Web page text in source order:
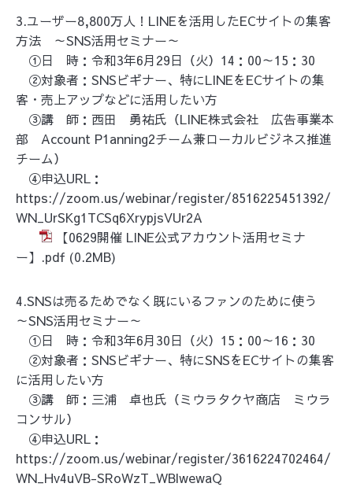
3.ユーザー8,800万人！LINEを活用したECサイトの集客
方法 ～SNS活用セミナー～
①日 時：令和3年6月29日（火）14：00～15：30
②対象者：SNSビギナー、特にLINEをECサイトの集
客・売上アップなどに活用したい方
③講 師：西田 勇祐氏（LINE株式会社 広告事業本
部 Account P1anning2チーム兼ローカルビジネス推進
チーム）
④申込URL：
https://zoom.us/webinar/register/8516225451392/
WN_UrSKg1TCSq6XrypjsVUr2A
【0629開催 LINE公式アカウント活用セミナ
ー】.pdf (0.2MB)
4.SNSは売るためでなく既にいるファンのために使う
～SNS活用セミナー～
①日 時：令和3年6月30日（火）15：00～16：30
②対象者：SNSビギナー、特にSNSをECサイトの集客
に活用したい方
③講 師：三浦 卓也氏（ミウラタクヤ商店 ミウラ
コンサル）
④申込URL：
https://zoom.us/webinar/register/3616224702464/
WN_Hv4uVB-SRoWzT_WBlwewaQ